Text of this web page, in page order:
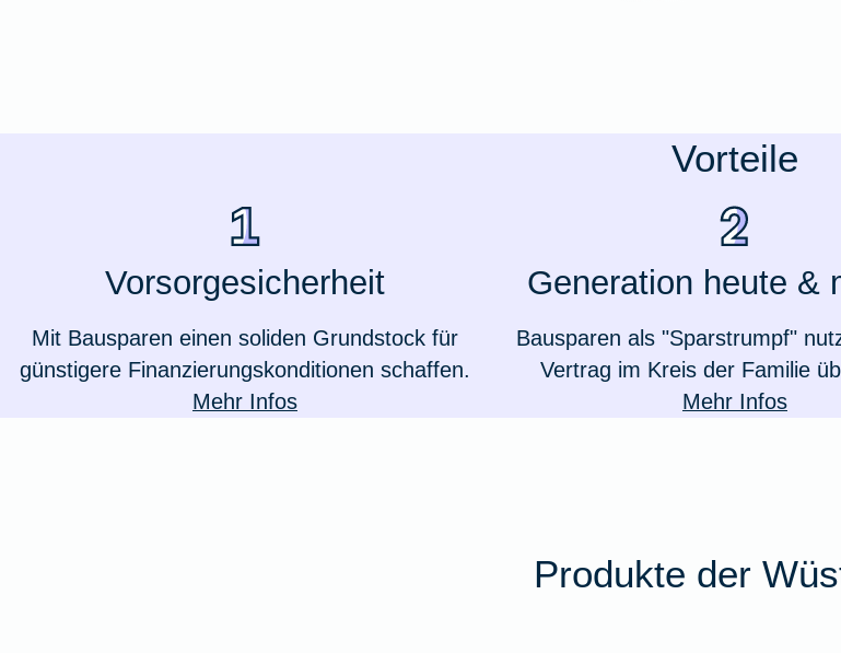
Zur Produktübersicht
Vorteile
Vorsorgesicherheit
Mit Bausparen einen soliden Grundstock für
günstigere Finanzierungskonditionen schaffen.
Mehr Infos
Generation heute &
Bausparen als "Sparstrumpf"
Vertrag im Kreis der Familie
Mehr Infos
Produkte der